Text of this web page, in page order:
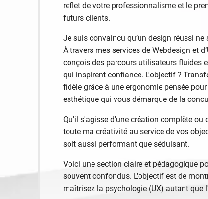
reflet de votre professionnalisme et le
futurs clients.
Je suis convaincu qu’un design réussi
À travers mes services de Webdesign et
conçois des parcours utilisateurs fluides
qui inspirent confiance. L'objectif ?
fidèle grâce à une ergonomie pensée
esthétique qui vous démarque de la
Qu'il s'agisse d'une création complète ou
toute ma créativité au service de vos
soit aussi performant que séduisant.
Voici une section claire et pédagogique
souvent confondus. L'objectif est de
maîtrisez la psychologie (UX) autant que